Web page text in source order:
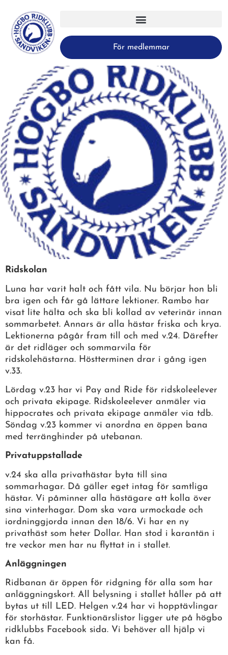
För medlemmar
Ridskolan
Luna har varit halt och fått vila. Nu börjar hon bli
bra igen och får gå lättare lektioner. Rambo har
visat lite hälta och ska bli kollad av veterinär innan
sommarbetet. Annars är alla hästar friska och krya.
Lektionerna pågår fram till och med v.24. Därefter
är det ridläger och sommarvila för
ridskolehästarna. Höstterminen drar i gång igen
v.33.
Lördag v.23 har vi Pay and Ride för ridskoleelever
och privata ekipage. Ridskoleelever anmäler via
hippocrates och privata ekipage anmäler via tdb.
Söndag v.23 kommer vi anordna en öppen bana
med terränghinder på utebanan.
Privatuppstallade
v.24 ska alla privathästar byta till sina
sommarhagar. Då gäller eget intag för samtliga
hästar. Vi påminner alla hästägare att kolla över
sina vinterhagar. Dom ska vara urmockade och
iordninggjorda innan den 18/6. Vi har en ny
privathäst som heter Dollar. Han stod i karantän i
tre veckor men har nu flyttat in i stallet.
Anläggningen
Ridbanan är öppen för ridgning för alla som har
anläggningskort. All belysning i stallet håller på att
bytas ut till LED. Helgen v.24 har vi hopptävlingar
för storhästar. Funktionärslistor ligger ute på högbo
ridklubbs Facebook sida. Vi behöver all hjälp vi
kan få.